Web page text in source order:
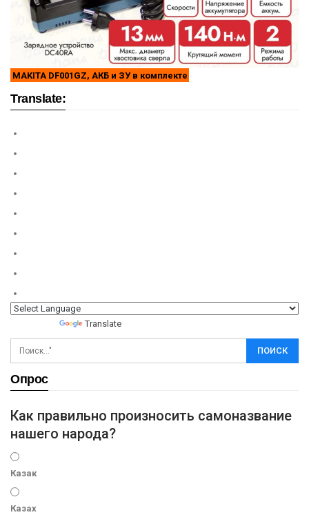
MAKITA DF001GZ, АКБ и ЗУ в комплекте
Translate:
Translate
Опрос
Как правильно произносить самоназвание
нашего народа?
Казак
Казах